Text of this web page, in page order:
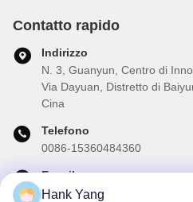
Contatto rapido
Indirizzo
N. 3, Guanyun, Centro di
Via Dayuan, Distretto di
Cina
Telefono
0086-15360484360
E-mail
brake02@teibrakes.com
Hank Yang